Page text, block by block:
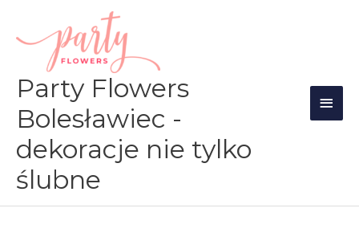
treści
Party Flowers
Bolesławiec -
dekoracje nie tylko
ślubne